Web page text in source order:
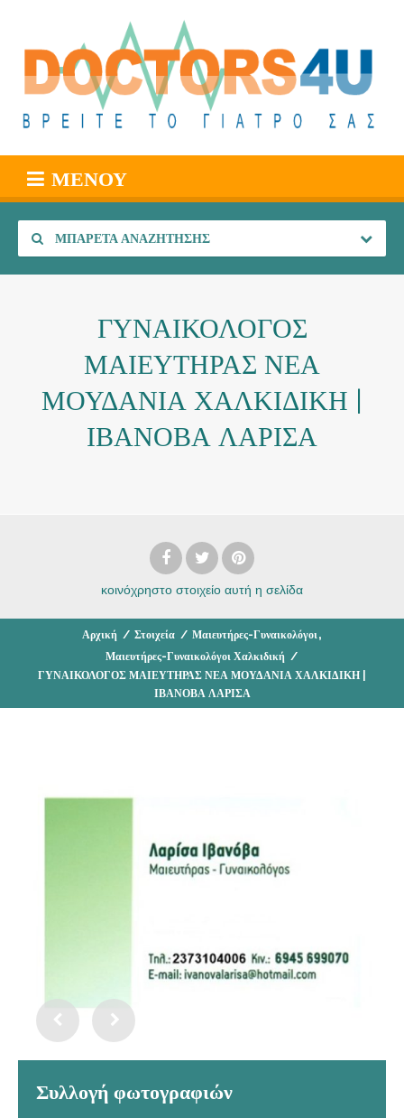
ΜΕΝΟΎ
ΜΠΑΡΈΤΑ ΑΝΑΖΉΤΗΣΗΣ
ΓΥΝΑΙΚΟΛΟΓΟΣ
ΜΑΙΕΥΤΗΡΑΣ ΝΕΑ
ΜΟΥΔΑΝΙΑ ΧΑΛΚΙΔΙΚΗ |
ΙΒΑΝΟΒΑ ΛΑΡΙΣΑ
κοινόχρηστο στοιχείο αυτή η σελίδα
Αρχική / Στοιχεία / Μαιευτήρες-Γυναικολόγοι ,
Μαιευτήρες-Γυναικολόγοι Χαλκιδική /
ΓΥΝΑΙΚΟΛΟΓΟΣ ΜΑΙΕΥΤΗΡΑΣ ΝΕΑ ΜΟΥΔΑΝΙΑ ΧΑΛΚΙΔΙΚΗ |
ΙΒΑΝΟΒΑ ΛΑΡΙΣΑ
Συλλογή φωτογραφιών